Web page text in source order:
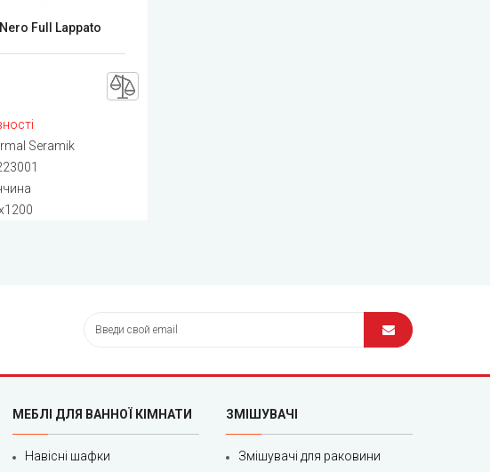
Full Lappato
Seramik
МЕБЛІ ДЛЯ ВАННОЇ КІМНАТИ
Навісні шафки
ЗМІШУВАЧІ
Змішувачі для раковини